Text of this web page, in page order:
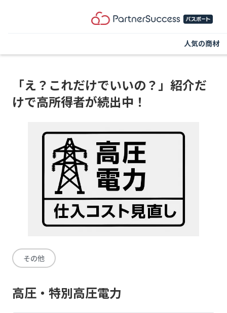
「え？これだけでいいの？」紹介だ
けで高所得者が続出中！
その他
高圧・特別高圧電力
人気の商材